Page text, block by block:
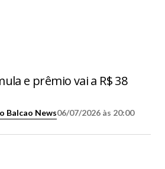
e prêmio vai a R$ 38
Balcao News06/07/2026 às 20:00